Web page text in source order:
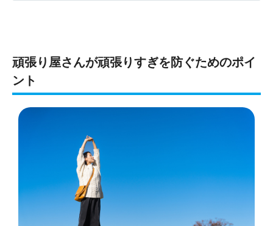
頑張り屋さんが頑張りすぎを防ぐためのポイ
ント